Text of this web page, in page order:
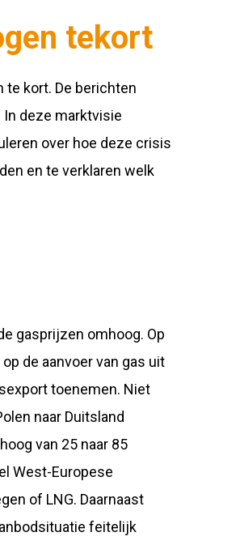
tekort
te kort. De berichten
In deze marktvisie
over hoe deze crisis
en te verklaren welk
gasprijzen omhoog. Op
de aanvoer van gas uit
toenemen. Niet
naar Duitsland
van 25 naar 85
West-Europese
of LNG. Daarnaast
feitelijk